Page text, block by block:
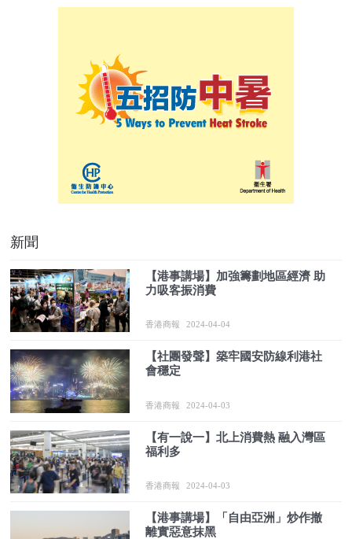
新聞
【港事講場】加強籌劃地區經濟 助
力吸客振消費
香港商報 2024-04-04
【社團發聲】築牢國安防線利港社
會穩定
香港商報 2024-04-03
【有一說一】北上消費熱 融入灣區
福利多
香港商報 2024-04-03
【港事講場】「自由亞洲」炒作撤
離實惡意抹黑